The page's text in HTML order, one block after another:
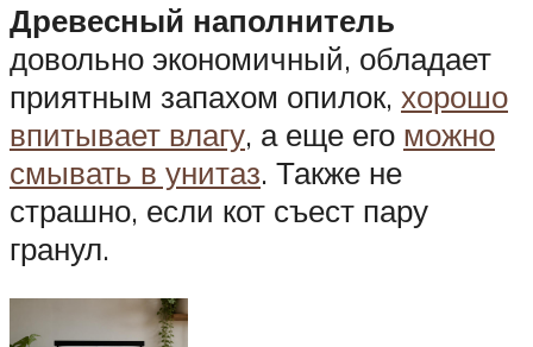
Древесный наполнитель
довольно экономичный, обладает
приятным запахом опилок, хорошо
впитывает влагу, а еще его можно
смывать в унитаз. Также не
страшно, если кот съест пару
гранул.